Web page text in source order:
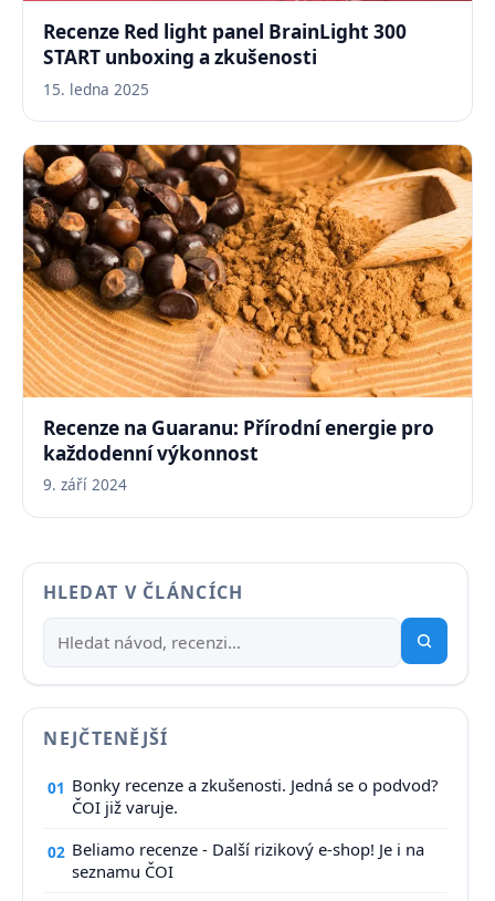
Recenze Red light panel BrainLight 300
START unboxing a zkušenosti
15. ledna 2025
Recenze na Guaranu: Přírodní energie pro
každodenní výkonnost
9. září 2024
HLEDAT V ČLÁNCÍCH
NEJČTENĚJŠÍ
01 Bonky recenze a zkušenosti. Jedná se o podvod?
ČOI již varuje.
02 Beliamo recenze - Další rizikový e-shop! Je i na
seznamu ČOI